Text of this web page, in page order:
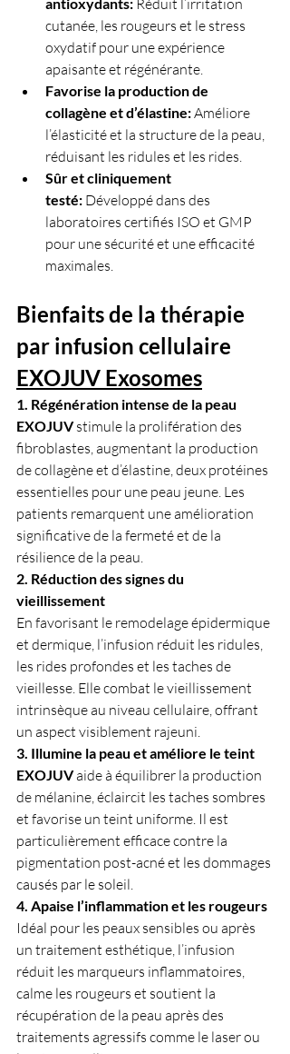
Réduit l’irritation
cutanée, les rougeurs et le stress
oxydatif pour une expérience
apaisante et régénérante.
Favorise la production de
collagène et d’élastine: Améliore
l’élasticité et la structure de la peau,
réduisant les ridules et les rides.
Sûr et cliniquement
testé: Développé dans des
laboratoires certifiés ISO et GMP
pour une sécurité et une efficacité
maximales.
Bienfaits de la thérapie
par infusion cellulaire
EXOJUV Exosomes
1. Régénération intense de la peau
EXOJUV stimule la prolifération des
fibroblastes, augmentant la production
de collagène et d’élastine, deux protéines
essentielles pour une peau jeune. Les
patients remarquent une amélioration
significative de la fermeté et de la
résilience de la peau.
2. Réduction des signes du
vieillissement
En favorisant le remodelage épidermique
et dermique, l’infusion réduit les ridules,
les rides profondes et les taches de
vieillesse. Elle combat le vieillissement
intrinsèque au niveau cellulaire, offrant
un aspect visiblement rajeuni.
3. Illumine la peau et améliore le teint
EXOJUV aide à équilibrer la production
de mélanine, éclaircit les taches sombres
et favorise un teint uniforme. Il est
particulièrement efficace contre la
pigmentation post-acné et les dommages
causés par le soleil.
4. Apaise l’inflammation et les rougeurs
Idéal pour les peaux sensibles ou après
un traitement esthétique, l’infusion
réduit les marqueurs inflammatoires,
calme les rougeurs et soutient la
récupération de la peau après des
traitements agressifs comme le laser ou